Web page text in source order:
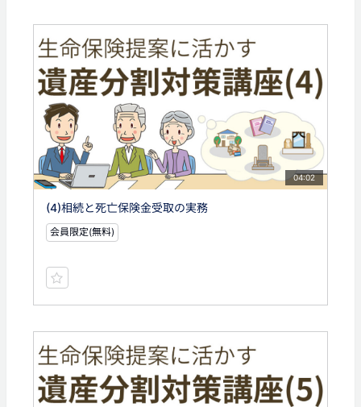
04:02
(4)相続と死亡保険金受取の実務
会員限定(無料)